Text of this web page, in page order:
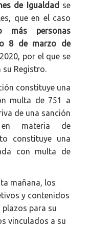
es de Igualdad se
que en el caso
personas
8 de marzo de
por el que se
su Registro.
constituye una
multa de 751 a
de una sanción
materia de
constituye una
con multa de
mañana, los
y contenidos
para su
vinculados a su